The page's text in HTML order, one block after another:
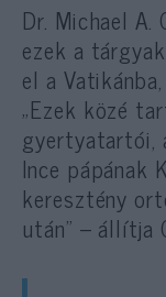
Dr. Michael
ezek a
el a
„Ezek közé
gyertyatartói,
Ince pápának
keresztény
után” – állítja